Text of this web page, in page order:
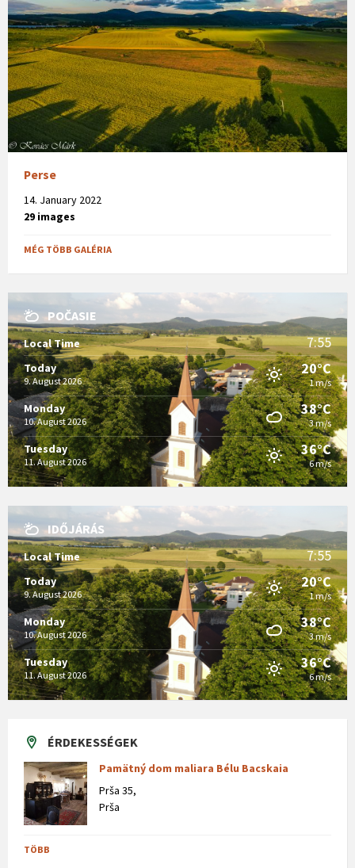
Perse
14. January 2022
29 images
MÉG TÖBB GALÉRIA
POČASIE
Local Time 7:55
Today
9. August 2026
20°C
1 m/s
Monday
10. August 2026
38°C
3 m/s
Tuesday
11. August 2026
36°C
6 m/s
IDŐJÁRÁS
Local Time 7:55
Today
9. August 2026
20°C
1 m/s
Monday
10. August 2026
38°C
3 m/s
Tuesday
11. August 2026
36°C
6 m/s
ÉRDEKESSÉGEK
Pamätný dom maliara Bélu Bacskaia
Prša 35,
Prša
TÖBB